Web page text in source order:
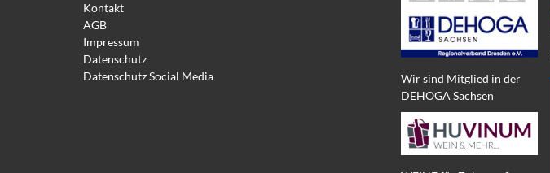
Kontakt
AGB
Impressum
Datenschutz
Datenschutz Social Media
Wir sind Mitglied in der
DEHOGA Sachsen